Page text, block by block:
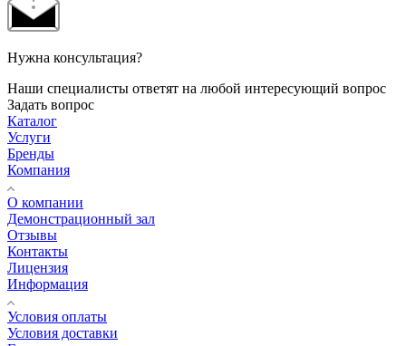
Нужна консультация?
Наши специалисты ответят на любой интересующий вопрос
Задать вопрос
Каталог
Услуги
Бренды
Компания
О компании
Демонстрационный зал
Отзывы
Контакты
Лицензия
Информация
Условия оплаты
Условия доставки